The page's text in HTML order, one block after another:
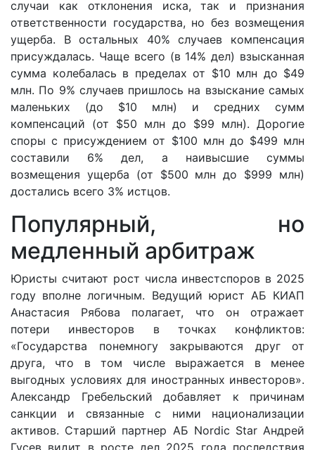
случаи как отклонения иска, так и признания
ответственности государства, но без возмещения
ущерба. В остальных 40% случаев компенсация
присуждалась. Чаще всего (в 14% дел) взысканная
сумма колебалась в пределах от $10 млн до $49
млн. По 9% случаев пришлось на взыскание самых
маленьких (до $10 млн) и средних сумм
компенсаций (от $50 млн до $99 млн). Дорогие
споры с присуждением от $100 млн до $499 млн
составили 6% дел, а наивысшие суммы
возмещения ущерба (от $500 млн до $999 млн)
достались всего 3% истцов.
Популярный, но
медленный арбитраж
Юристы считают рост числа инвестспоров в 2025
году вполне логичным. Ведущий юрист АБ КИАП
Анастасия Рябова полагает, что он отражает
потери инвесторов в точках конфликтов:
«Государства понемногу закрываются друг от
друга, что в том числе выражается в менее
выгодных условиях для иностранных инвесторов».
Александр Гребельский добавляет к причинам
санкции и связанные с ними национализации
активов. Старший партнер АБ Nordic Star Андрей
Гусев видит в росте дел 2025 года последствия